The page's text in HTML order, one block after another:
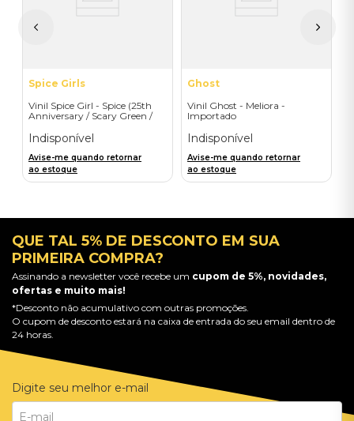
Spice Girls
Vinil Spice Girl - Spice (25th
Anniversary / Scary Green /
Indisponível
Avise-me quando retornar
ao estoque
Ghost
Vinil Ghost - Meliora -
Importado
Indisponível
Avise-me quando retornar
ao estoque
QUE TAL 5% DE DESCONTO EM SUA
PRIMEIRA COMPRA?
Assinando a newsletter você recebe um cupom de 5%, novidades,
ofertas e muito mais!
*Desconto não acumulativo com outras promoções.
O cupom de desconto estará na caixa de entrada do seu email dentro de
24 horas.
Digite seu melhor e-mail